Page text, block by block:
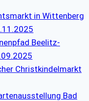
in Wittenberg
Beelitz-
Christkindelmarkt
Bad